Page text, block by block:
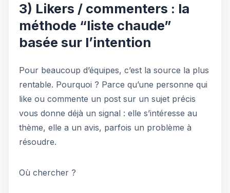
3) Likers / commenters : la
méthode “liste chaude”
basée sur l’intention
Pour beaucoup d’équipes, c’est la source la plus
rentable. Pourquoi ? Parce qu’une personne qui
like ou commente un post sur un sujet précis
vous donne déjà un signal : elle s’intéresse au
thème, elle a un avis, parfois un problème à
résoudre.
Où chercher ?